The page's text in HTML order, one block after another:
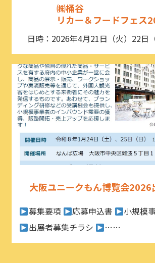
㈱桶谷
リカー＆フードフェス
日時：2026年4月21日（火）22
大阪ユニークもん博覧会2026
募集要項 応募申込書
小規模
出展者募集チラシ
……